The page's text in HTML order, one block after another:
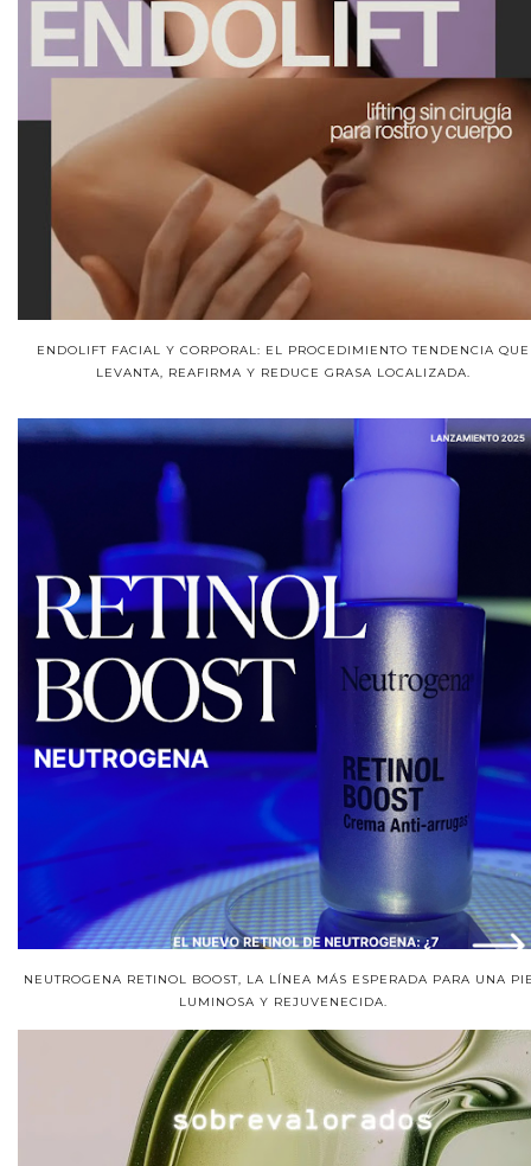
ENDOLIFT FACIAL Y CORPORAL: EL PROCEDIMIENTO TENDENCIA QUE
LEVANTA, REAFIRMA Y REDUCE GRASA LOCALIZADA.
NEUTROGENA RETINOL BOOST, LA LÍNEA MÁS ESPERADA PARA UNA
LUMINOSA Y REJUVENECIDA.